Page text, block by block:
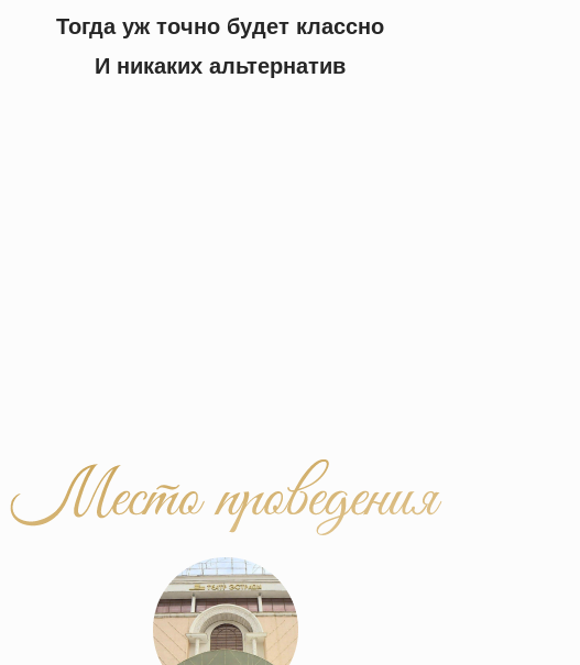
Тогда уж точно будет классно
И никаких альтернатив